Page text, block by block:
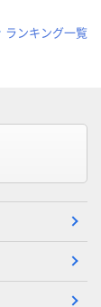
ランキング一覧